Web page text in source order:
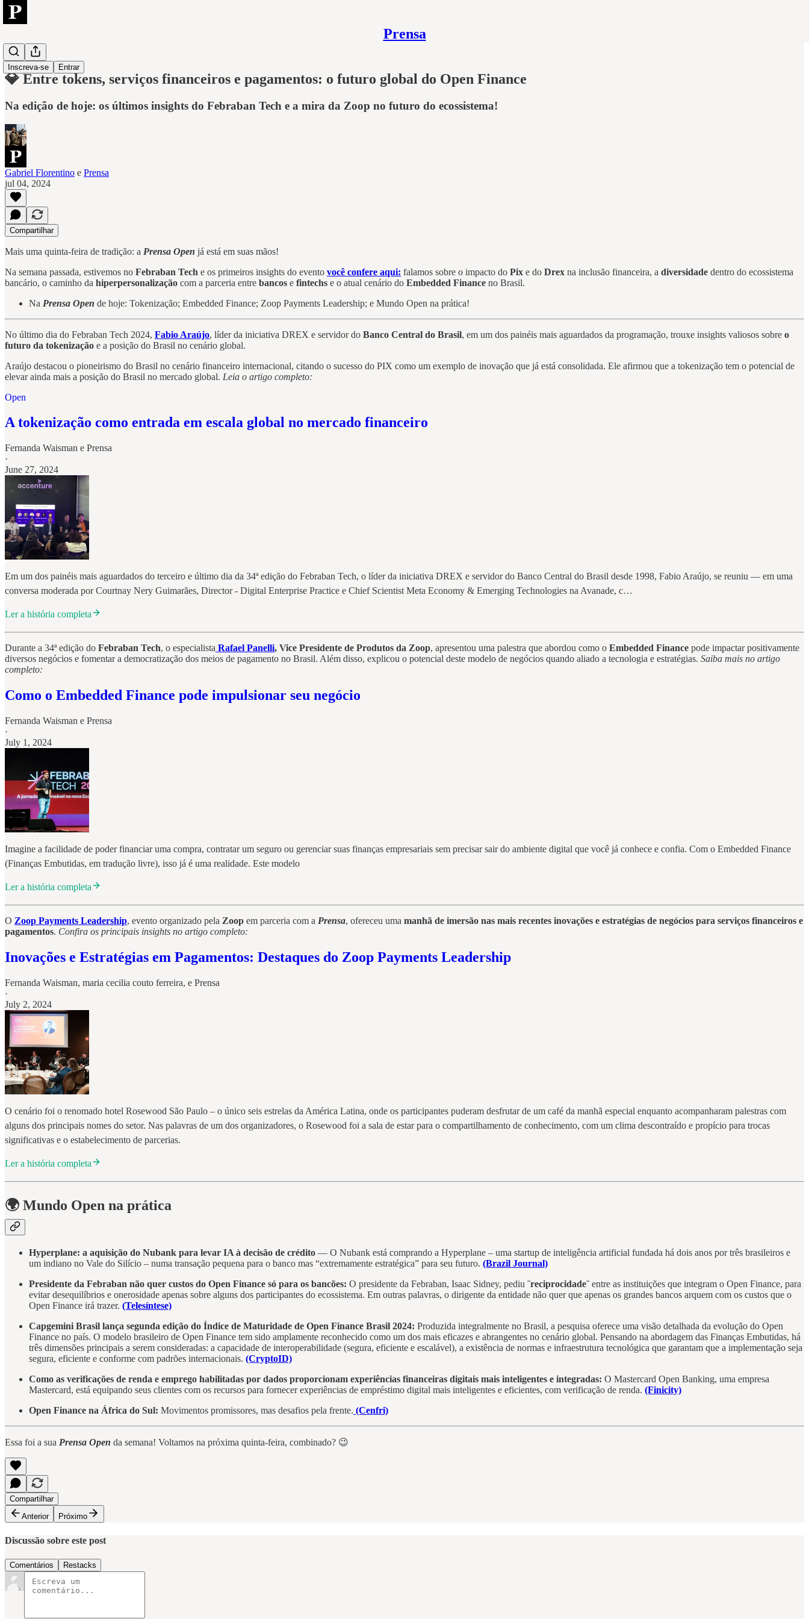
Prensa
Inscreva-se Entrar
Open
💎 Entre tokens, serviços financeiros e pagamentos: o futuro global do Open Finance
Na edição de hoje: os últimos insights do Febraban Tech e a mira da Zoop no futuro do ecossistema!
Gabriel Florentino e Prensa
jul 04, 2024
Compartilhar
Mais uma quinta-feira de tradição: a Prensa Open já está em suas mãos!
Na semana passada, estivemos no Febraban Tech e os primeiros insights do evento você confere aqui: falamos sobre o impacto do Pix e do Drex na inclusão financeira, a diversidade dentro do ecossistema
bancário, o caminho da hiperpersonalização com a parceria entre bancos e fintechs e o atual cenário do Embedded Finance no Brasil.
Na Prensa Open de hoje: Tokenização; Embedded Finance; Zoop Payments Leadership; e Mundo Open na prática!
No último dia do Febraban Tech 2024, Fabio Araújo, líder da iniciativa DREX e servidor do Banco Central do Brasil, em um dos painéis mais aguardados da programação, trouxe insights valiosos sobre o
futuro da tokenização e a posição do Brasil no cenário global.
Araújo destacou o pioneirismo do Brasil no cenário financeiro internacional, citando o sucesso do PIX como um exemplo de inovação que já está consolidada. Ele afirmou que a tokenização tem o potencial de
elevar ainda mais a posição do Brasil no mercado global. Leia o artigo completo:
Open
A tokenização como entrada em escala global no mercado financeiro
Fernanda Waisman e Prensa
·
June 27, 2024
Em um dos painéis mais aguardados do terceiro e último dia da 34ª edição do Febraban Tech, o líder da iniciativa DREX e servidor do Banco Central do Brasil desde 1998, Fabio Araújo, se reuniu — em uma
conversa moderada por Courtnay Nery Guimarães, Director - Digital Enterprise Practice e Chief Scientist Meta Economy & Emerging Technologies na Avanade, c…
Ler a história completa
Durante a 34ª edição do Febraban Tech, o especialista Rafael Panelli, Vice Presidente de Produtos da Zoop, apresentou uma palestra que abordou como o Embedded Finance pode impactar positivamente
diversos negócios e fomentar a democratização dos meios de pagamento no Brasil. Além disso, explicou o potencial deste modelo de negócios quando aliado a tecnologia e estratégias. Saiba mais no artigo
completo:
Como o Embedded Finance pode impulsionar seu negócio
Fernanda Waisman e Prensa
·
July 1, 2024
Imagine a facilidade de poder financiar uma compra, contratar um seguro ou gerenciar suas finanças empresariais sem precisar sair do ambiente digital que você já conhece e confia. Com o Embedded Finance
(Finanças Embutidas, em tradução livre), isso já é uma realidade. Este modelo
Ler a história completa
O Zoop Payments Leadership, evento organizado pela Zoop em parceria com a Prensa, ofereceu uma manhã de imersão nas mais recentes inovações e estratégias de negócios para serviços financeiros e
pagamentos. Confira os principais insights no artigo completo:
Inovações e Estratégias em Pagamentos: Destaques do Zoop Payments Leadership
Fernanda Waisman, maria cecilia couto ferreira, e Prensa
·
July 2, 2024
O cenário foi o renomado hotel Rosewood São Paulo – o único seis estrelas da América Latina, onde os participantes puderam desfrutar de um café da manhã especial enquanto acompanharam palestras com
alguns dos principais nomes do setor. Nas palavras de um dos organizadores, o Rosewood foi a sala de estar para o compartilhamento de conhecimento, com um clima descontraído e propício para trocas
significativas e o estabelecimento de parcerias.
Ler a história completa
🌍 Mundo Open na prática
Hyperplane: a aquisição do Nubank para levar IA à decisão de crédito — O Nubank está comprando a Hyperplane – uma startup de inteligência artificial fundada há dois anos por três brasileiros e
um indiano no Vale do Silício – numa transação pequena para o banco mas “extremamente estratégica” para seu futuro. (Brazil Journal)
Presidente da Febraban não quer custos do Open Finance só para os bancões: O presidente da Febraban, Isaac Sidney, pediu ¨reciprocidade¨ entre as instituições que integram o Open Finance, para
evitar desequilíbrios e onerosidade apenas sobre alguns dos participantes do ecossistema. Em outras palavras, o dirigente da entidade não quer que apenas os grandes bancos arquem com os custos que o
Open Finance irá trazer. (Telesíntese)
Capgemini Brasil lança segunda edição do Índice de Maturidade de Open Finance Brasil 2024: Produzida integralmente no Brasil, a pesquisa oferece uma visão detalhada da evolução do Open
Finance no país. O modelo brasileiro de Open Finance tem sido amplamente reconhecido como um dos mais eficazes e abrangentes no cenário global. Pensando na abordagem das Finanças Embutidas, há
três dimensões principais a serem consideradas: a capacidade de interoperabilidade (segura, eficiente e escalável), a existência de normas e infraestrutura tecnológica que garantam que a implementação seja
segura, eficiente e conforme com padrões internacionais. (CryptoID)
Como as verificações de renda e emprego habilitadas por dados proporcionam experiências financeiras digitais mais inteligentes e integradas: O Mastercard Open Banking, uma empresa
Mastercard, está equipando seus clientes com os recursos para fornecer experiências de empréstimo digital mais inteligentes e eficientes, com verificação de renda. (Finicity)
Open Finance na África do Sul: Movimentos promissores, mas desafios pela frente. (Cenfri)
Essa foi a sua Prensa Open da semana! Voltamos na próxima quinta-feira, combinado? 😉
Compartilhar
Anterior
Próximo
Discussão sobre este post
Comentários Restacks